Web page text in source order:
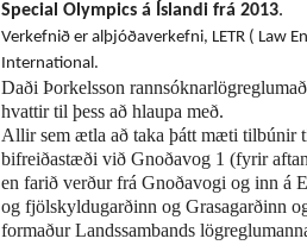
Special Olympics á Íslandi frá 2013.
Verkefnið er alþjóðaverkefni, LETR ( Law
International.
Daði Þorkelsson
hvattir til þess að hlaupa með.
Allir sem ætla að taka þátt mæti tilbúnir
bifreiðastæði við Gnoðavog 1 (fyrir
en farið verður frá Gnoðavogi og inn á
og fjölskyldugarðinn og Grasagarðinn
formaður Landssambands